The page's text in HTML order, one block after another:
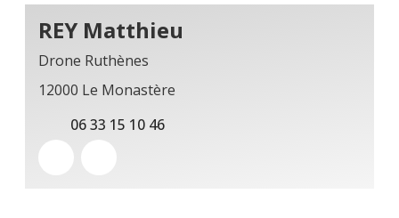
REY Matthieu
Drone Ruthènes
12000 Le Monastère
06 33 15 10 46